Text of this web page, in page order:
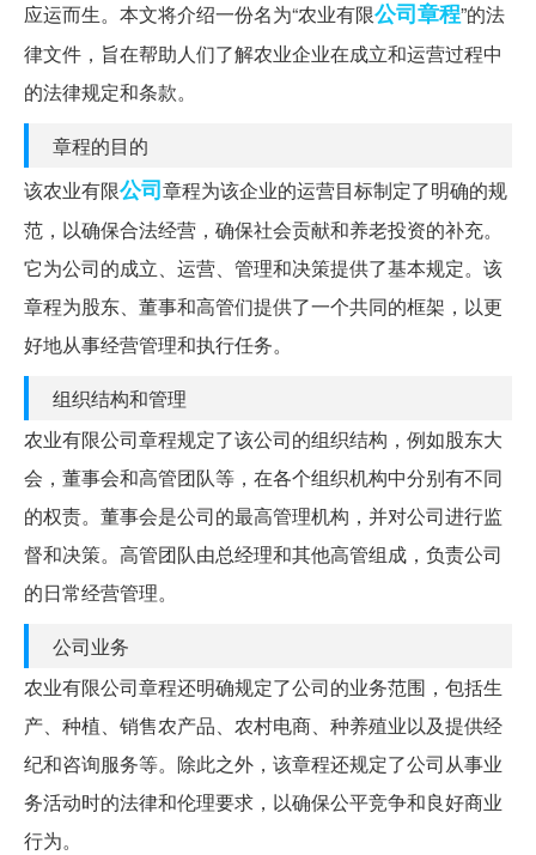
应运而生。本文将介绍一份名为“农业有限公司章程”的法
律文件，旨在帮助人们了解农业企业在成立和运营过程中
的法律规定和条款。
章程的目的
该农业有限公司章程为该企业的运营目标制定了明确的规
范，以确保合法经营，确保社会贡献和养老投资的补充。
它为公司的成立、运营、管理和决策提供了基本规定。该
章程为股东、董事和高管们提供了一个共同的框架，以更
好地从事经营管理和执行任务。
组织结构和管理
农业有限公司章程规定了该公司的组织结构，例如股东大
会，董事会和高管团队等，在各个组织机构中分别有不同
的权责。董事会是公司的最高管理机构，并对公司进行监
督和决策。高管团队由总经理和其他高管组成，负责公司
的日常经营管理。
公司业务
农业有限公司章程还明确规定了公司的业务范围，包括生
产、种植、销售农产品、农村电商、种养殖业以及提供经
纪和咨询服务等。除此之外，该章程还规定了公司从事业
务活动时的法律和伦理要求，以确保公平竞争和良好商业
行为。